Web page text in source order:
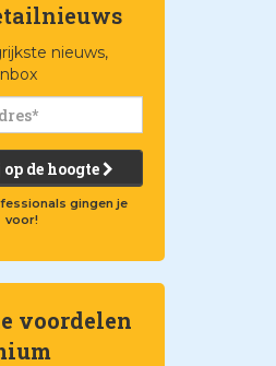
nieuws,
de hoogte
gingen je
voor!
voordelen